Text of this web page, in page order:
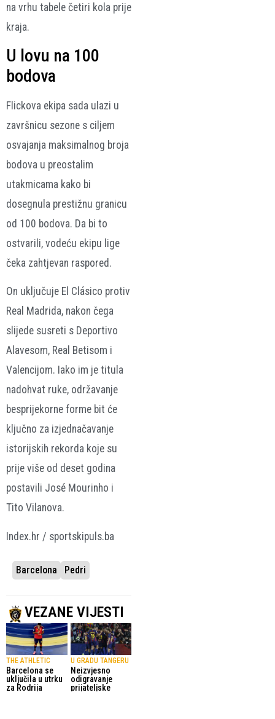
na vrhu tabele četiri kola prije
kraja.
U lovu na 100
bodova
Flickova ekipa sada ulazi u
završnicu sezone s ciljem
osvajanja maksimalnog broja
bodova u preostalim
utakmicama kako bi
dosegnula prestižnu granicu
od 100 bodova. Da bi to
ostvarili, vodeću ekipu lige
čeka zahtjevan raspored.
On uključuje El Clásico protiv
Real Madrida, nakon čega
slijede susreti s Deportivo
Alavesom, Real Betisom i
Valencijom. Iako im je titula
nadohvat ruke, održavanje
besprijekorne forme bit će
ključno za izjednačavanje
istorijskih rekorda koje su
prije više od deset godina
postavili José Mourinho i
Tito Vilanova.
Index.hr / sportskipuls.ba
Barcelona Pedri
VEZANE VIJESTI
THE ATHLETIC
Barcelona se
uključila u utrku
za Rodrija
U GRADU TANGERU
Neizvjesno
odigravanje
prijateljske